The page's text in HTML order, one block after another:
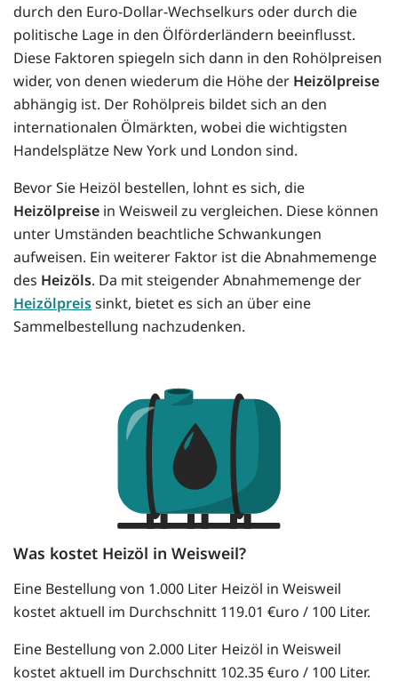
durch den Euro-Dollar-Wechselkurs oder durch die
politische Lage in den Ölförderländern beeinflusst.
Diese Faktoren spiegeln sich dann in den Rohölpreisen
wider, von denen wiederum die Höhe der Heizölpreise
abhängig ist. Der Rohölpreis bildet sich an den
internationalen Ölmärkten, wobei die wichtigsten
Handelsplätze New York und London sind.
Bevor Sie Heizöl bestellen, lohnt es sich, die
Heizölpreise in Weisweil zu vergleichen. Diese können
unter Umständen beachtliche Schwankungen
aufweisen. Ein weiterer Faktor ist die Abnahmemenge
des Heizöls. Da mit steigender Abnahmemenge der
Heizölpreissinkt, bietet es sich an über eine
Sammelbestellung nachzudenken.
Was kostet Heizöl in Weisweil?
Eine Bestellung von 1.000 Liter Heizöl in Weisweil
kostet aktuell im Durchschnitt 119.01 €uro / 100 Liter.
Eine Bestellung von 2.000 Liter Heizöl in Weisweil
kostet aktuell im Durchschnitt 102.35 €uro / 100 Liter.